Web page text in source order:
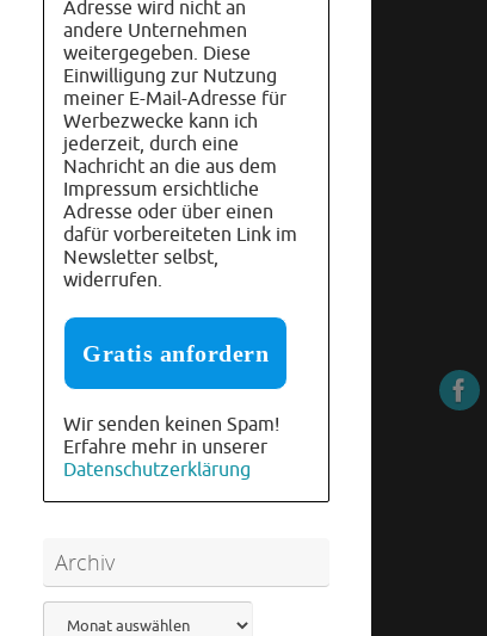
Adresse wird nicht an
andere Unternehmen
weitergegeben. Diese
Einwilligung zur Nutzung
meiner E-Mail-Adresse für
Werbezwecke kann ich
jederzeit, durch eine
Nachricht an die aus dem
Impressum ersichtliche
Adresse oder über einen
dafür vorbereiteten Link im
Newsletter selbst,
widerrufen.
Wir senden keinen Spam!
Erfahre mehr in unserer
Datenschutzerklärung
Archiv
Archiv